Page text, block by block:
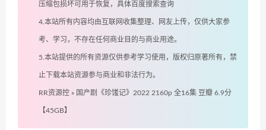
压缩包损坏可用于恢复，具体百度搜索查询
4.本站所有内容均由互联网收集整理、网友上传，仅供大家参
考、学习，不存在任何商业目的与商业用途。
5.本站提供的所有资源仅供参考学习使用，版权归原著所有，禁
止下载本站资源参与商业和非法行为。
RR资源控 » 国产剧《珍馐记》2022 2160p 全16集 豆瓣 6.9分
【45GB】